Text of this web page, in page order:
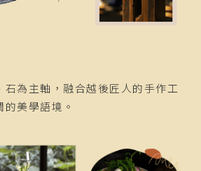
為主軸，融合越後匠人的手作工
美學語境。